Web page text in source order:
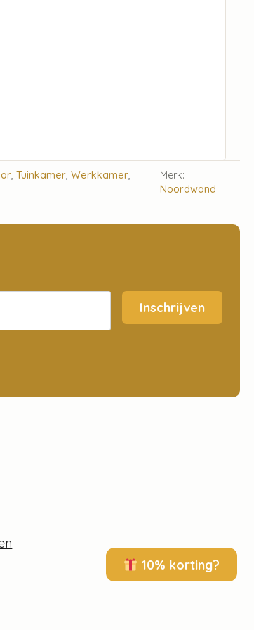
,Tuinkamer,Werkkamer,
Merk:
Noordwand
10% korting?
Inschrijven